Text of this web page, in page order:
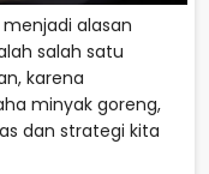
alasan
salah satu
karena
minyak goreng,
dan strategi kita